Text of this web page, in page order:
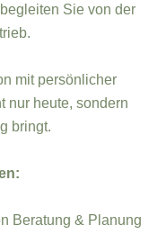
Sie von der
mit persönlicher
nur heute, sondern
bringt.
Beratung & Planung